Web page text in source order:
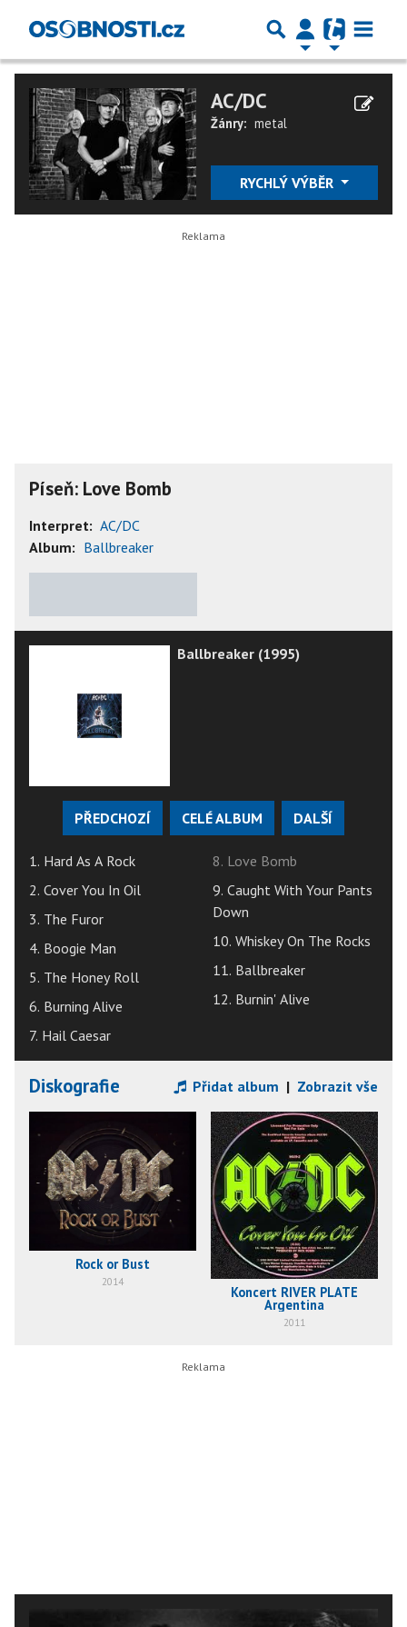
AC/DC
Žánry: metal
RYCHLÝ VÝBĚR
Píseň: Love Bomb
Interpret: AC/DC
Album: Ballbreaker
Ballbreaker (1995)
PŘEDCHOZÍ CELÉ ALBUM DALŠÍ
1. Hard As A Rock
2. Cover You In Oil
3. The Furor
4. Boogie Man
5. The Honey Roll
6. Burning Alive
7. Hail Caesar
8. Love Bomb
9. Caught With Your Pants
Down
10. Whiskey On The Rocks
11. Ballbreaker
12. Burnin' Alive
Diskografie Přidat album | Zobrazit vše
Rock or Bust
2014
Koncert RIVER PLATE
Argentina
2011